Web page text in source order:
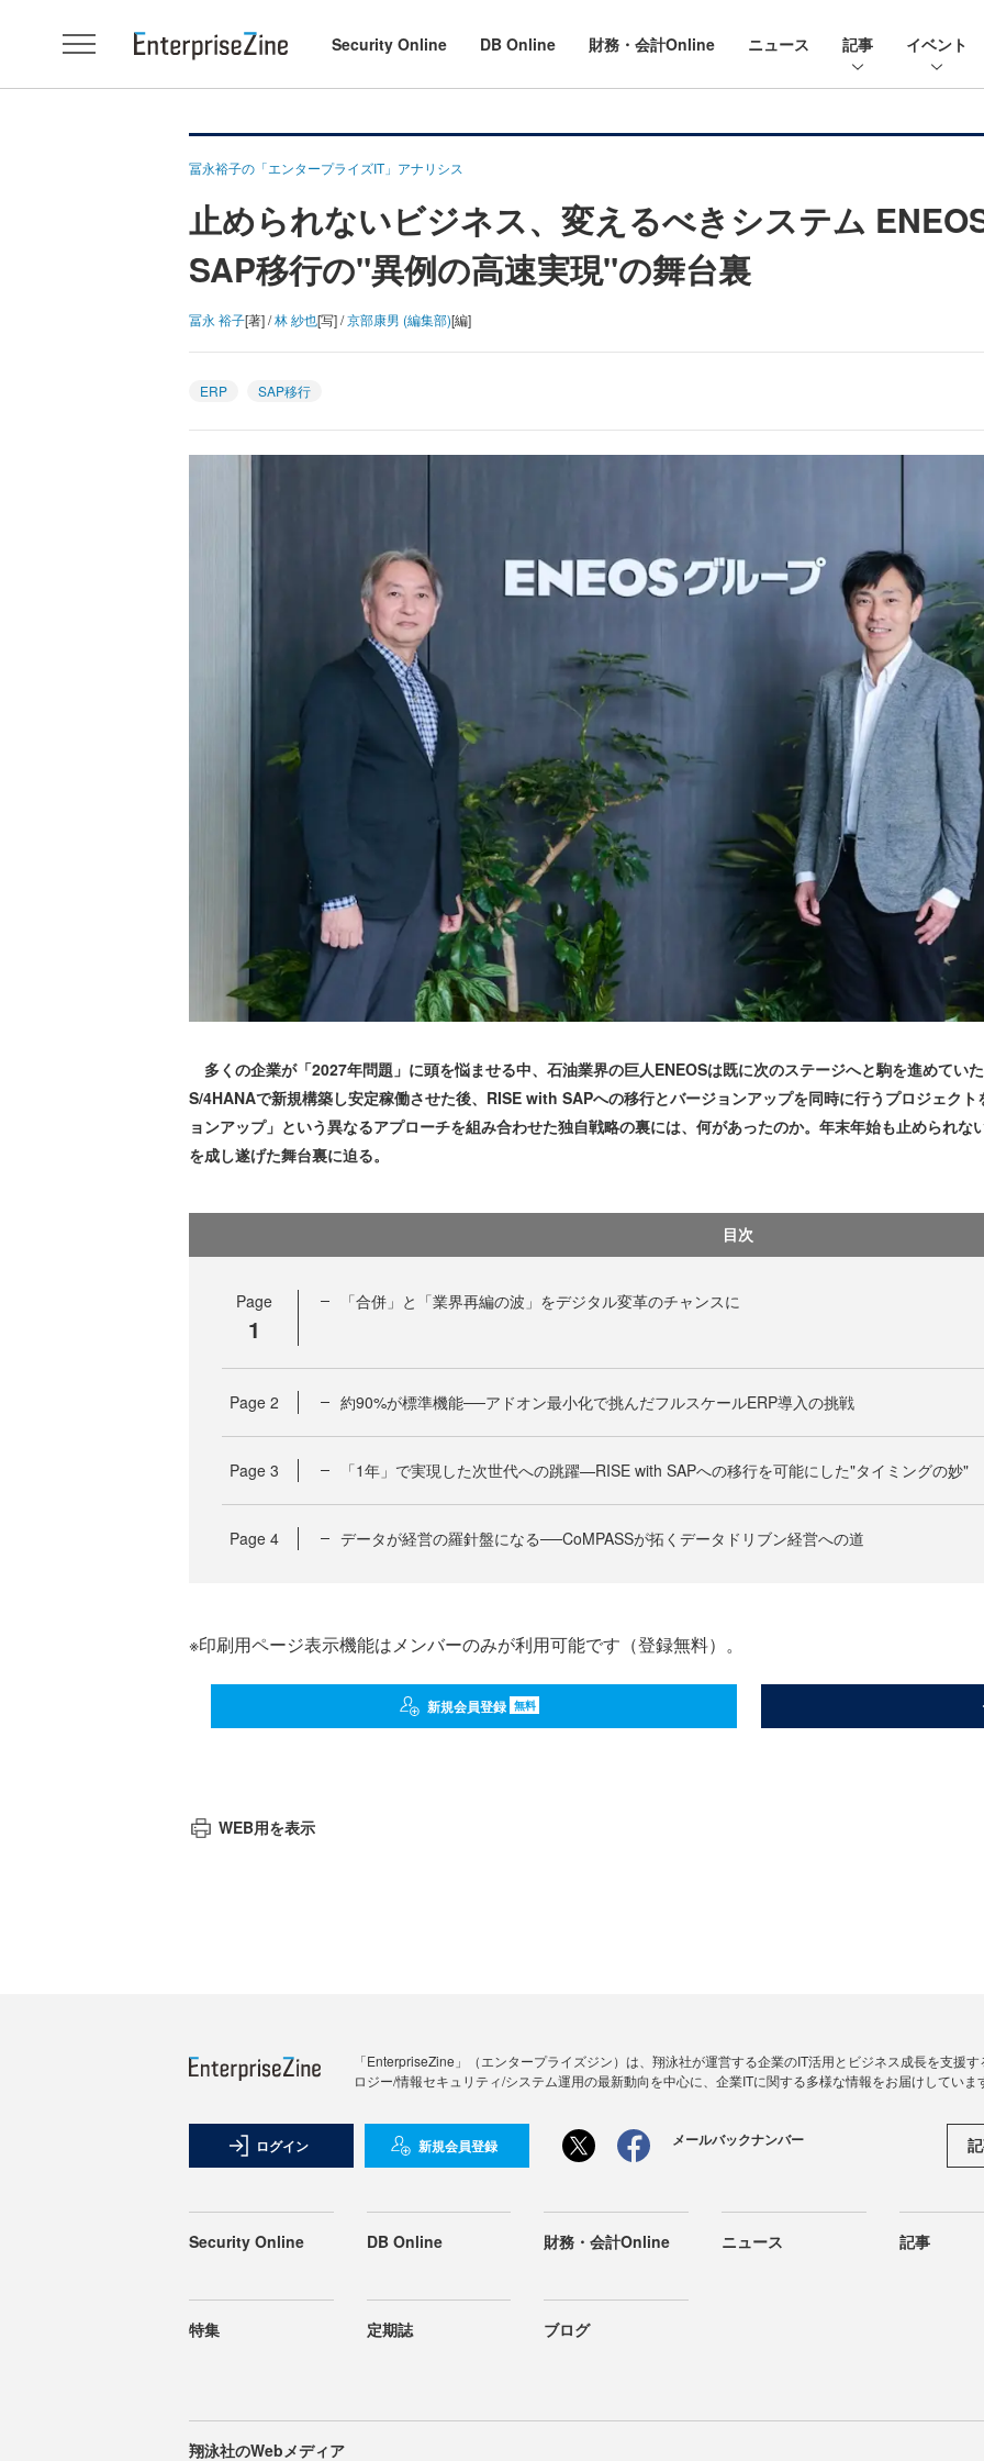
Security Online DB Online 財務・会計Online ニュース 記事 イベント
冨永裕子の「エンタープライズIT」アナリシス
止められないビジネス、変えるべきシステム
SAP移行の"異例の高速実現"の舞台裏
冨永 裕子[著] /林 紗也[写] /京部康男 (編集部)[編]
ERP SAP移行
多くの企業が「2027年問題」に頭を悩ませる中、石油業界の巨人ENEOSは既に次のステージへと駒を進めてい
S/4HANAで新規構築し安定稼働させた後、RISE with SAPへの移行とバージョンアップを同時に行うプロジェク
ョンアップ」という異なるアプローチを組み合わせた独自戦略の裏には、何があったのか。年末年始も止められ
を成し遂げた舞台裏に迫る。
目次
Page
1
「合併」と「業界再編の波」をデジタル変革のチャンスに
Page 2 約90%が標準機能──アドオン最小化で挑んだフルスケールERP導入の挑戦
Page 3 「1年」で実現した次世代への跳躍—RISE with SAPへの移行を可能にした"タイミングの妙"
Page 4 データが経営の羅針盤になる──CoMPASSが拓くデータドリブン経営への道
※印刷用ページ表示機能はメンバーのみが利用可能です（登録無料）。
新規会員登録 無料
WEB用を表示
「EnterpriseZine」（エンタープライズジン）は、翔泳社が運営する企業のIT活用とビジネス成長を支援
ロジー/情報セキュリティ/システム運用の最新動向を中心に、企業ITに関する多様な情報をお届けしていま
ログイン 新規会員登録 メールバックナンバー
Security Online DB Online 財務・会計Online ニュース 記事
特集 定期誌 ブログ
翔泳社のWebメディア